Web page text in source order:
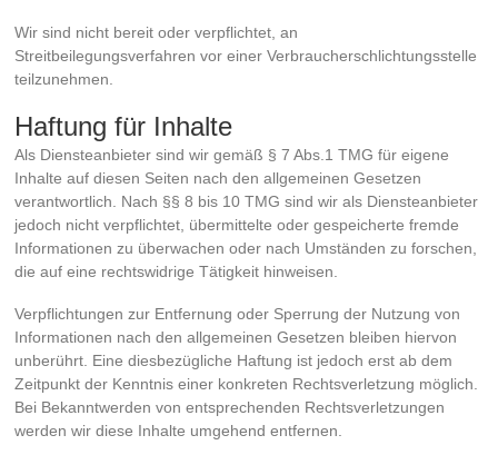
Wir sind nicht bereit oder verpflichtet, an
Streitbeilegungsverfahren vor einer Verbraucherschlichtungsstelle
teilzunehmen.
Haftung für Inhalte
Als Diensteanbieter sind wir gemäß § 7 Abs.1 TMG für eigene
Inhalte auf diesen Seiten nach den allgemeinen Gesetzen
verantwortlich. Nach §§ 8 bis 10 TMG sind wir als Diensteanbieter
jedoch nicht verpflichtet, übermittelte oder gespeicherte fremde
Informationen zu überwachen oder nach Umständen zu forschen,
die auf eine rechtswidrige Tätigkeit hinweisen.
Verpflichtungen zur Entfernung oder Sperrung der Nutzung von
Informationen nach den allgemeinen Gesetzen bleiben hiervon
unberührt. Eine diesbezügliche Haftung ist jedoch erst ab dem
Zeitpunkt der Kenntnis einer konkreten Rechtsverletzung möglich.
Bei Bekanntwerden von entsprechenden Rechtsverletzungen
werden wir diese Inhalte umgehend entfernen.